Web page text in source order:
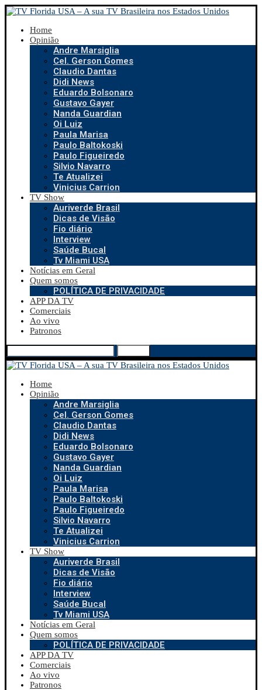
Home
Opinião
Andre Marsiglia
Cel. Gerson Gomes
Claudio Dantas
Didi News
Eduardo Bolsonaro
Gustavo Gayer
Nanda Guardian
Oi Luiz
Paula Marisa
Paulo Baltokoski
Paulo Figueiredo
Silvio Navarro
Te Atualizei
Vinicius Carrion
TV Show
Auriverde Brasil
Dicas de Visão
Fio diário
Interview
Saúde Bucal
Tv Miami USA
Notícias em Geral
Quem somos
POLÍTICA DE PRIVACIDADE
APP DA TV
Comerciais
Ao vivo
Patronos
Home
Opinião
Andre Marsiglia
Cel. Gerson Gomes
Claudio Dantas
Didi News
Eduardo Bolsonaro
Gustavo Gayer
Nanda Guardian
Oi Luiz
Paula Marisa
Paulo Baltokoski
Paulo Figueiredo
Silvio Navarro
Te Atualizei
Vinicius Carrion
TV Show
Auriverde Brasil
Dicas de Visão
Fio diário
Interview
Saúde Bucal
Tv Miami USA
Notícias em Geral
Quem somos
POLÍTICA DE PRIVACIDADE
APP DA TV
Comerciais
Ao vivo
Patronos